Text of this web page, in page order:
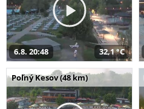
6.8. 20:48 32,1 °C
Poľný Kesov (48 km)